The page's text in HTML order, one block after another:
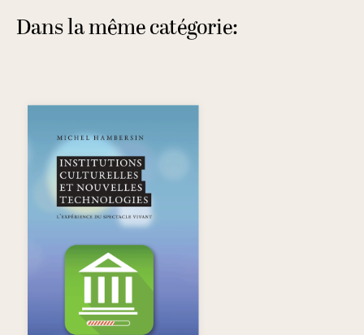
Dans la même catégorie: